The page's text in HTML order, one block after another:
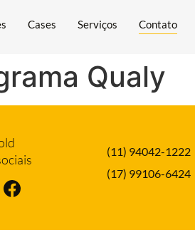
Cases Serviços Contato
Qualy
(11) 94042-1222
(17) 99106-6424